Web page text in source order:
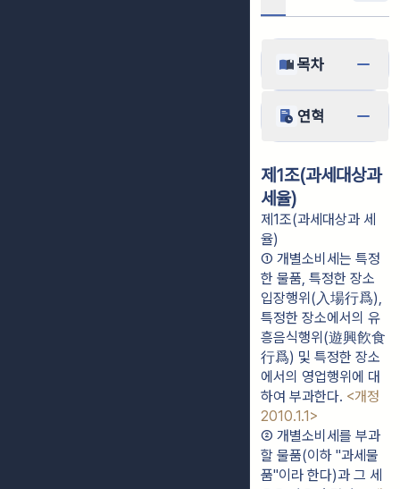
목차
연혁
제1조(과세대상과
세율)
제1조(과세대상과 세
율)
① 개별소비세는 특정
한 물품, 특정한 장소
입장행위(入場行爲),
특정한 장소에서의 유
흥음식행위(遊興飮食
行爲) 및 특정한 장소
에서의 영업행위에 대
하여 부과한다. <개정
2010.1.1>
② 개별소비세를 부과
할 물품(이하 "과세물
품"이라 한다)과 그 세